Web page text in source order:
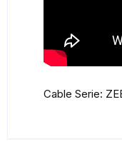
Cable Serie: